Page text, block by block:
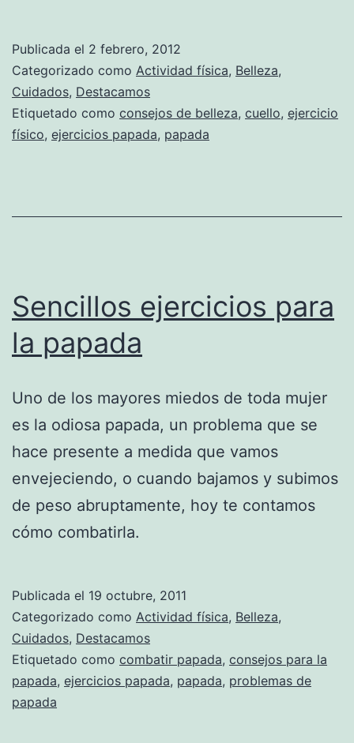
Publicada el 2 febrero, 2012
Categorizado como Actividad física, Belleza,
Cuidados, Destacamos
Etiquetado como consejos de belleza, cuello, ejercicio
físico, ejercicios papada, papada
Sencillos ejercicios para
la papada
Uno de los mayores miedos de toda mujer
es la odiosa papada, un problema que se
hace presente a medida que vamos
envejeciendo, o cuando bajamos y subimos
de peso abruptamente, hoy te contamos
cómo combatirla.
Publicada el 19 octubre, 2011
Categorizado como Actividad física, Belleza,
Cuidados, Destacamos
Etiquetado como combatir papada, consejos para la
papada, ejercicios papada, papada, problemas de
papada